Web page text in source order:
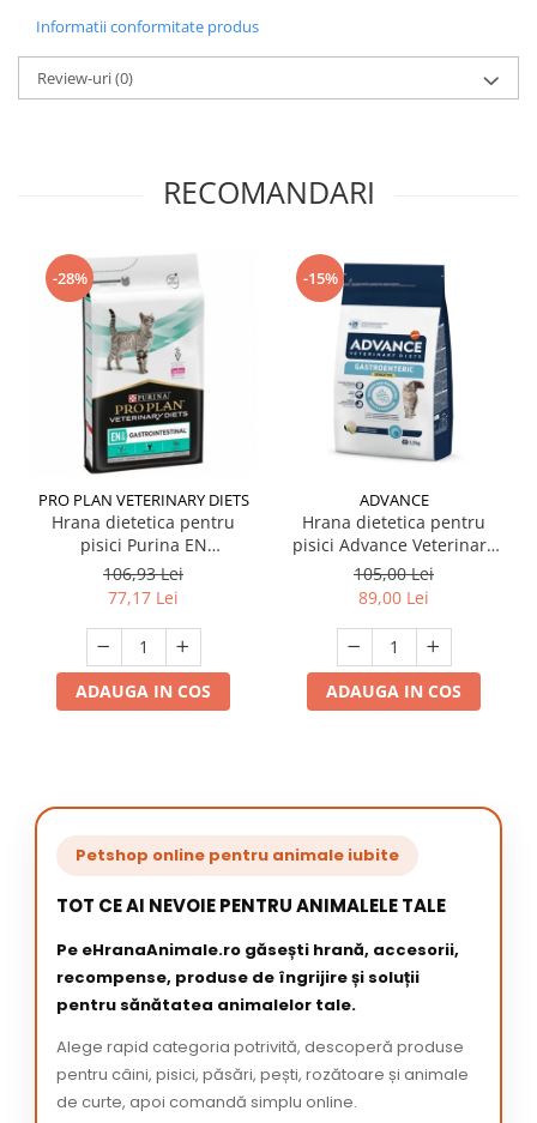
Informatii conformitate produs
Review-uri(0)
RECOMANDARI
-28%
PRO PLAN VETERINARY DIETS
Hrana dietetica pentru
pisici Purina EN
Gastrointestinal 1,5 kg
106,93 Lei
77,17 Lei
ADAUGA IN COS
-15%
ADVANCE
Hrana dietetica pentru
pisici Advance Veterinary
Diets GastroSensitive 1,5 kg
105,00 Lei
89,00 Lei
ADAUGA IN COS
Petshop online pentru animale iubite
TOT CE AI NEVOIE PENTRU ANIMALELE TALE
Pe eHranaAnimale.ro găsești hrană, accesorii,
recompense, produse de îngrijire și soluții
pentru sănătatea animalelor tale.
Alege rapid categoria potrivită, descoperă produse
pentru câini, pisici, păsări, pești, rozătoare și animale
de curte, apoi comandă simplu online.